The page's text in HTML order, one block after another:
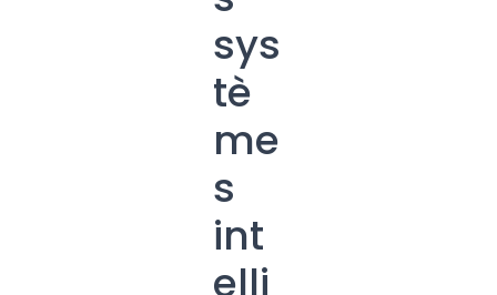
on
co
nti
nu
e
Nous
sys
tè
me
s
int